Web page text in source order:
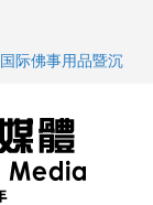
新闻与科技界激
茶艺师邓岚月